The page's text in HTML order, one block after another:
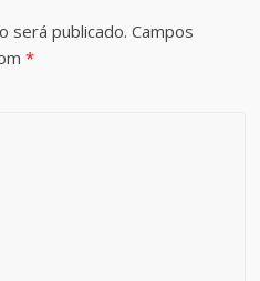
será publicado. Campos
*